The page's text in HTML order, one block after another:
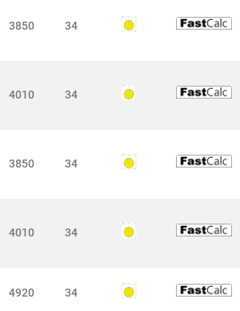
3850 34
4010 34
3850 34
4010 34
4920 34
Returförfrågan
Garanti